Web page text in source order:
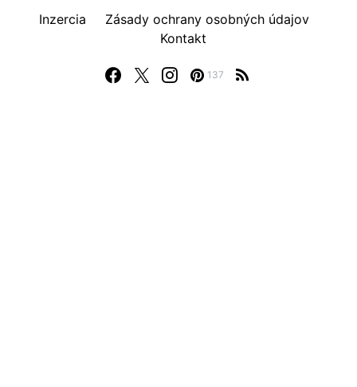
137
Inzercia
Zásady ochrany osobných údajov
Kontakt